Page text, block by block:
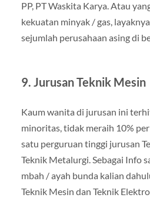
PP, PT Waskita Karya. Atau
kekuatan minyak / gas,
sejumlah perusahaan asing di
9. Jurusan Teknik Mesin
Kaum wanita di jurusan ini
minoritas, tidak meraih 10%
satu perguruan tinggi jurusan
Teknik Metalurgi. Sebagai Info
mbah / ayah bunda kalian
Teknik Mesin dan Teknik